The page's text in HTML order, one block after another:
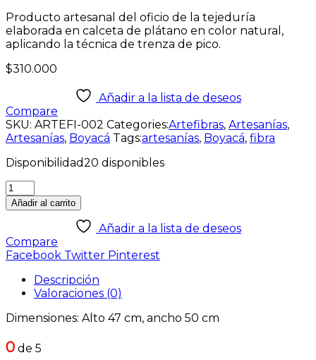
Producto artesanal del oficio de la tejeduría
elaborada en calceta de plátano en color natural,
aplicando la técnica de trenza de pico.
$310.000
Añadir a la lista de deseos
Compare
SKU: ARTEFI-002 Categories:Artefibras, Artesanías,
Artesanías, Boyacá Tags:artesanías, Boyacá, fibra
Disponibilidad20 disponibles
Añadir al carrito
Añadir a la lista de deseos
Compare
Facebook Twitter Pinterest
Descripción
Valoraciones (0)
Dimensiones: Alto 47 cm, ancho 50 cm
0 de 5